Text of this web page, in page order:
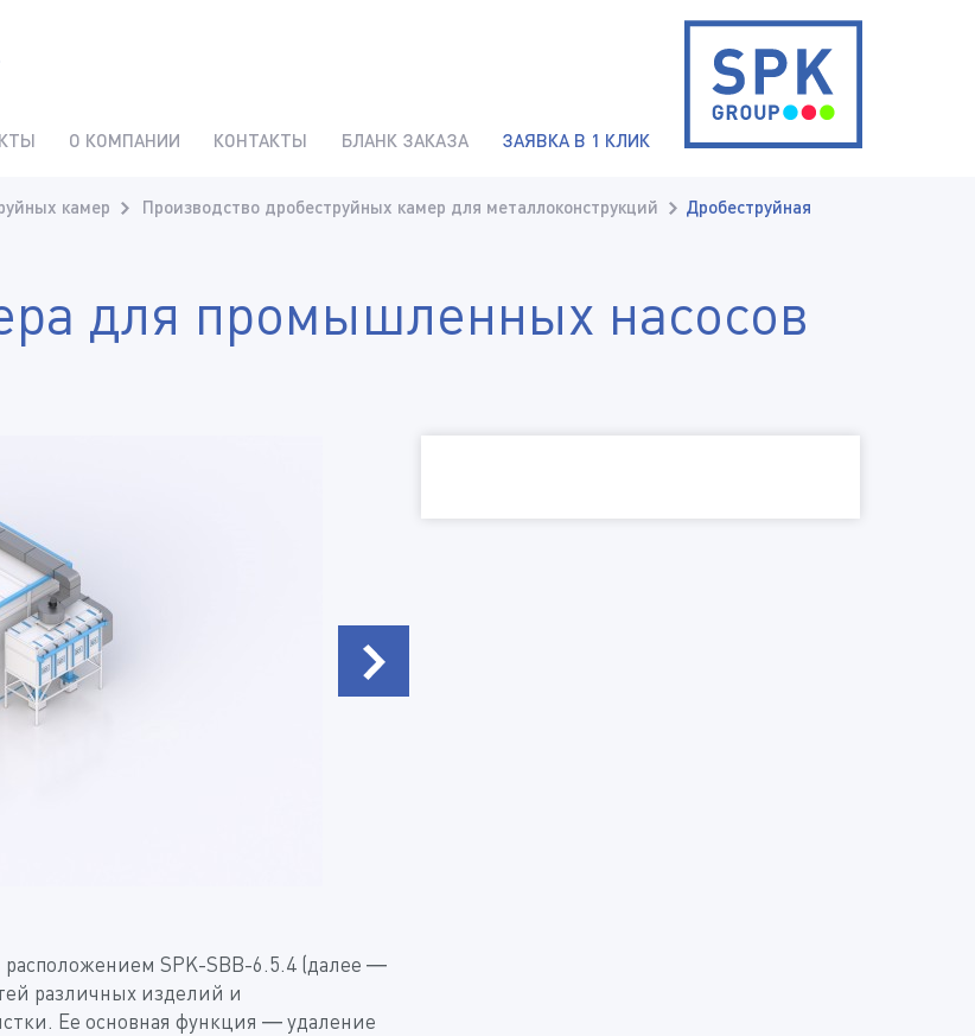
О КОМПАНИИ КОНТАКТЫ БЛАНК ЗАКАЗА ЗАЯВКА В 1 КЛИК
камер Производство дробеструйных камер для металлоконструкций
Дробеструйная
для промышленных насосов
расположением SPK-SBB-6.5.4 (далее —
различных изделий и
Ее основная функция — удаление